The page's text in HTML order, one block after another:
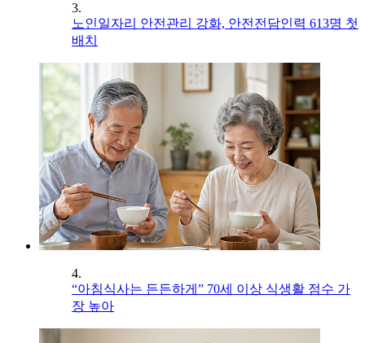
3.
노인일자리 안전관리 강화, 안전전담인력 613명 첫
배치
4.
“아침식사는 든든하게” 70세 이상 식생활 점수 가
장 높아